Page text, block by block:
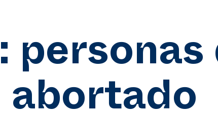
personas
abortado